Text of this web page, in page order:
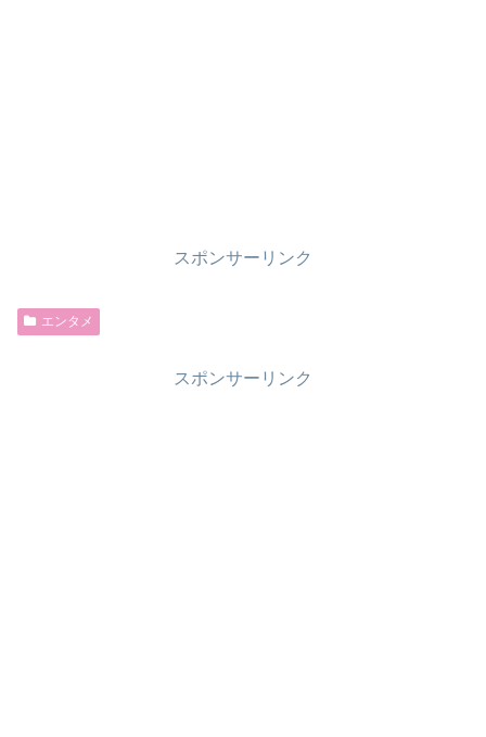
スポンサーリンク
エンタメ
スポンサーリンク